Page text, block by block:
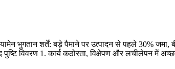
भुगतान शर्तें: बड़े पैमाने पर उत्पादन से पहले 30%
पुष्टि विवरण 1. कार्य कठोरता, विक्षेपण और लचीलेपन में